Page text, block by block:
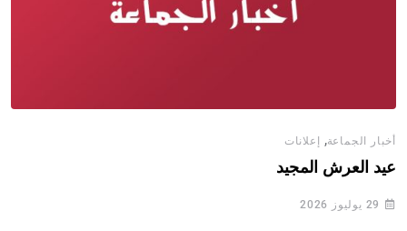
أخبار الجماعة, إعلانات
عيد العرش المجيد
29 يوليوز 2026